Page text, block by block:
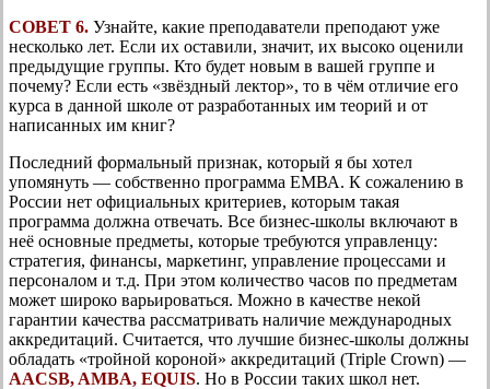
СОВЕТ 6. Узнайте, какие преподаватели преподают уже
несколько лет. Если их оставили, значит, их высоко оценили
предыдущие группы. Кто будет новым в вашей группе и
почему? Если есть «звёздный лектор», то в чём отличие его
курса в данной школе от разработанных им теорий и от
написанных им книг?
Последний формальный признак, который я бы хотел
упомянуть — собственно программа ЕМВА. К сожалению в
России нет официальных критериев, которым такая
программа должна отвечать. Все бизнес-школы включают в
неё основные предметы, которые требуются управленцу:
стратегия, финансы, маркетинг, управление процессами и
персоналом и т.д. При этом количество часов по предметам
может широко варьироваться. Можно в качестве некой
гарантии качества рассматривать наличие международных
аккредитаций. Считается, что лучшие бизнес-школы должны
обладать «тройной короной» аккредитаций (Triple Crown) —
AACSB, AMBA, EQUIS. Но в России таких школ нет.